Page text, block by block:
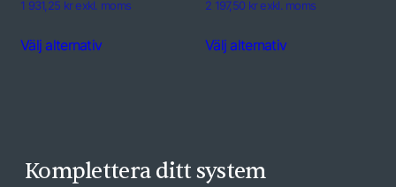
1 931,25 kr exkl. moms
Välj alternativ
2 197,50 kr exkl. moms
Välj alternativ
Komplettera ditt system